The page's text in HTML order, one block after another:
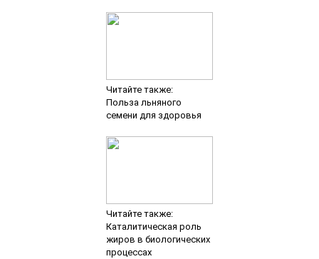
Читайте также:
Польза льняного
семени для здоровья
Читайте также:
Каталитическая роль
жиров в биологических
процессах